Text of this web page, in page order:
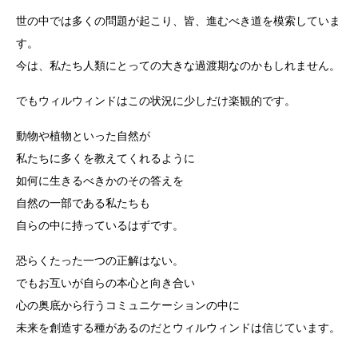
世の中では多くの問題が起こり、皆、進むべき道を模索していま
す。
今は、私たち人類にとっての大きな過渡期なのかもしれません。
でもウィルウィンドはこの状況に少しだけ楽観的です。
動物や植物といった自然が
私たちに多くを教えてくれるように
如何に生きるべきかのその答えを
自然の一部である私たちも
自らの中に持っているはずです。
恐らくたった一つの正解はない。
でもお互いが自らの本心と向き合い
心の奥底から行うコミュニケーションの中に
未来を創造する種があるのだとウィルウィンドは信じています。